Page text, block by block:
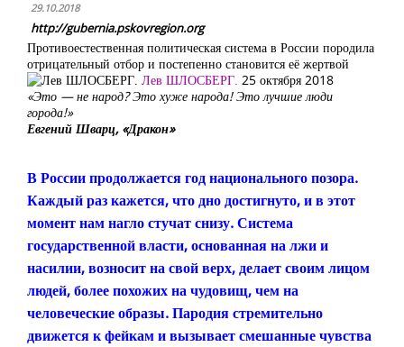
29.10.2018
http://gubernia.pskovregion.org
Противоестественная политическая система в России породила
отрицательный отбор и постепенно становится её жертвой
Лев ШЛОСБЕРГ. 25 октября 2018
«Это — не народ? Это хуже народа! Это лучшие люди
города!»
Евгений Шварц, «Дракон»
В России продолжается год национального позора.
Каждый раз кажется, что дно достигнуто, и в этот
момент нам нагло стучат снизу. Система
государственной власти, основанная на лжи и
насилии, возносит на свой верх, делает своим лицом
людей, более похожих на чудовищ, чем на
человеческие образы. Пародия стремительно
движется к фейкам и вызывает смешанные чувства